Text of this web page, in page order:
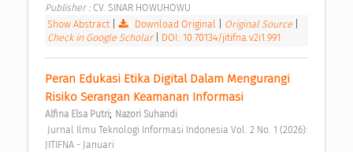
Publisher : CV. SINAR HOWUHOWU
Show Abstract
Download Original Original Source
Check in Google Scholar
DOI: 10.70134/jitifna.v2i1.991
Peran Edukasi Etika Digital Dalam Mengurangi
Risiko Serangan Keamanan Informasi
Alfina Elsa Putri; Nazori Suhandi
JITIFNA - Januari